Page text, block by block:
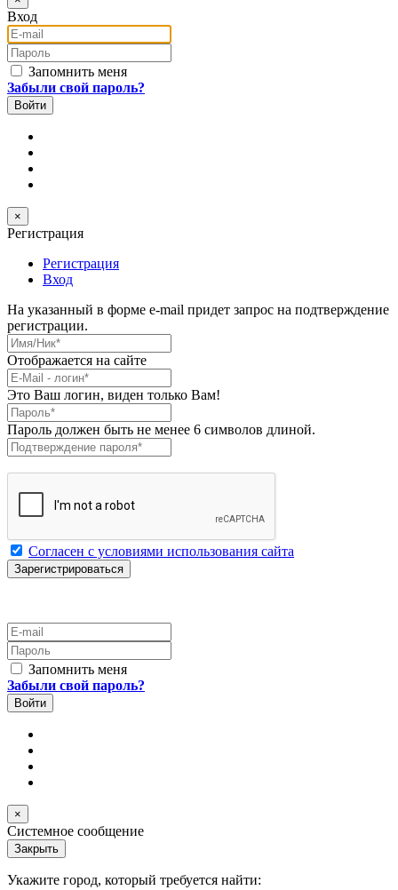
Вход
E-mail
Пароль
Запомнить меня
Забыли свой пароль?
×
Регистрация
Регистрация
Вход
На указанный в форме e-mail придет запрос на подтверждение
регистрации.
Имя/Ник
Отображается на сайте
E-Mail *
Это Ваш логин, виден только Вам!
Пароль*
Пароль должен быть не менее 6 символов длиной.
Подтверждение пароля
Согласен с условиями использования сайта
E-mail
Пароль
Запомнить меня
Забыли свой пароль?
×
Системное сообщение
Закрыть
Укажите город, который требуется найти: